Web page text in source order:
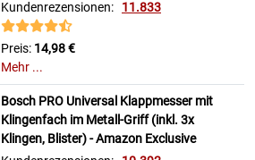
Kundenrezensionen: 11.833
Preis: 14,98 €
Mehr ...
Bosch PRO Universal Klappmesser mit
Klingenfach im Metall-Griff (inkl. 3x
Klingen, Blister) - Amazon Exclusive